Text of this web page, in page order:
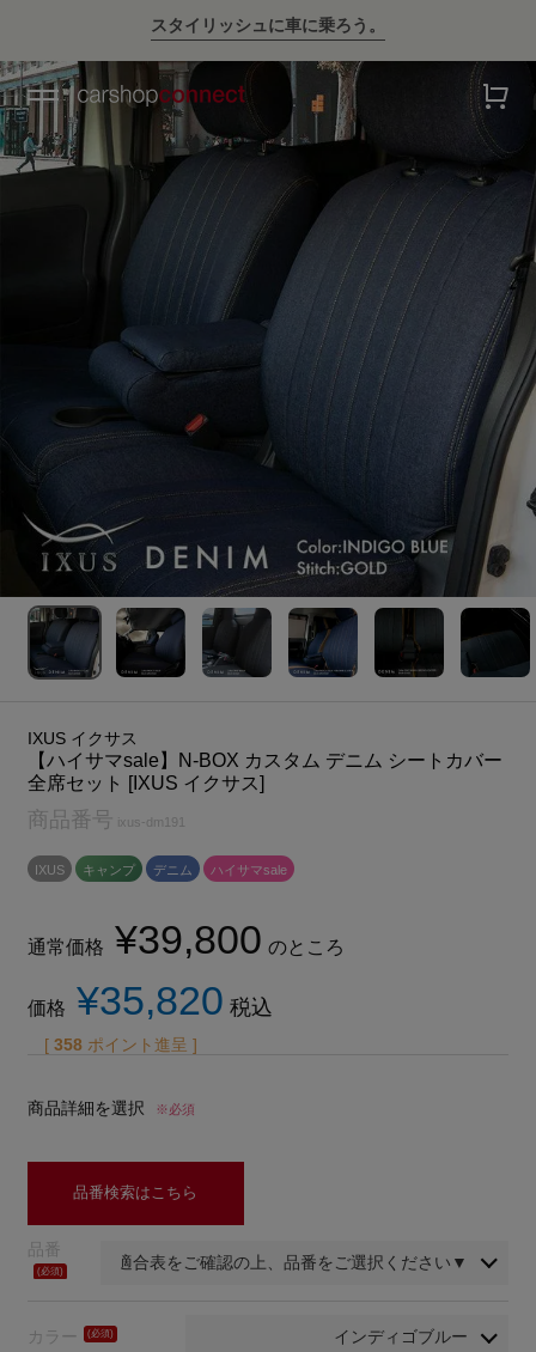
💛ハイサマーsale💛
IXUS イクサス
【ハイサマsale】N-BOX カスタム デニム シートカバー
全席セット [IXUS イクサス]
商品番号 ixus-dm191
IXUS キャンプ デニム ハイサマsale
通常価格 ¥39,800 のところ
価格 ¥35,820 税込
[ 358 ポイント進呈 ]
商品詳細を選択 ※必須
品番検索はこちら
品番
カラー